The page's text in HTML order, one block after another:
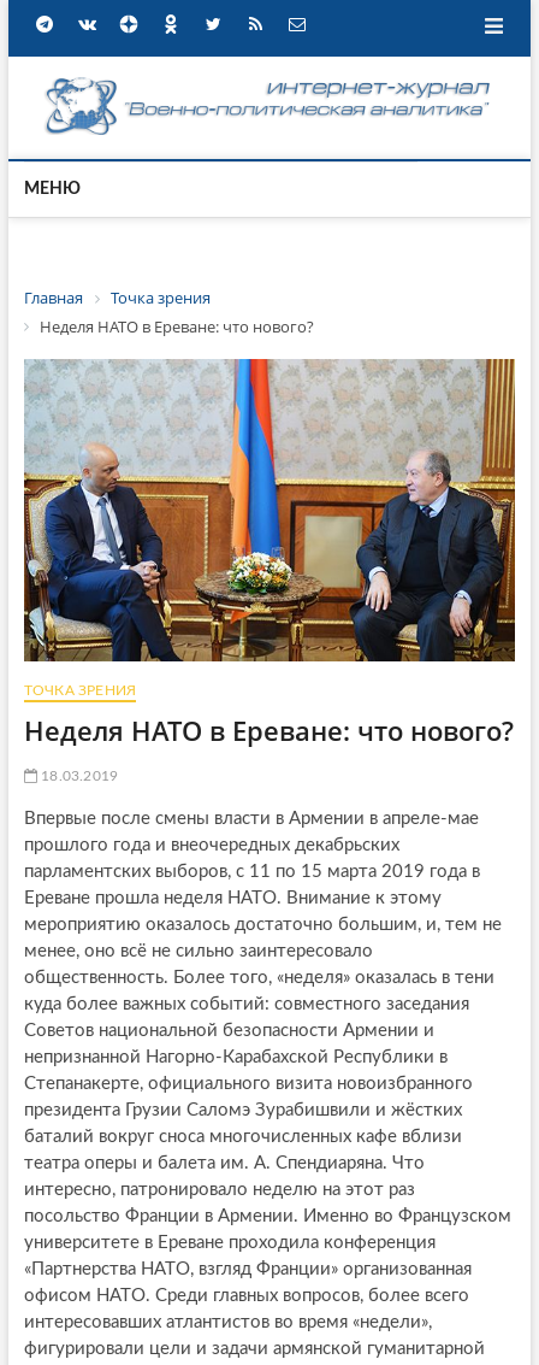
МЕНЮ
Главная
Точка зрения
Неделя НАТО в Ереване: что нового?
ТОЧКА ЗРЕНИЯ
Неделя НАТО в Ереване: что нового?
18.03.2019
Впервые после смены власти в Армении в апреле-мае
прошлого года и внеочередных декабрьских
парламентских выборов, с 11 по 15 марта 2019 года в
Ереване прошла неделя НАТО. Внимание к этому
мероприятию оказалось достаточно большим, и, тем не
менее, оно всё не сильно заинтересовало
общественность. Более того, «неделя» оказалась в тени
куда более важных событий: совместного заседания
Советов национальной безопасности Армении и
непризнанной Нагорно-Карабахской Республики в
Степанакерте, официального визита новоизбранного
президента Грузии Саломэ Зурабишвили и жёстких
баталий вокруг сноса многочисленных кафе вблизи
театра оперы и балета им. А. Спендиаряна. Что
интересно, патронировало неделю на этот раз
посольство Франции в Армении. Именно во Французском
университете в Ереване проходила конференция
«Партнерства НАТО, взгляд Франции» организованная
офисом НАТО. Среди главных вопросов, более всего
интересовавших атлантистов во время «недели»,
фигурировали цели и задачи армянской гуманитарной